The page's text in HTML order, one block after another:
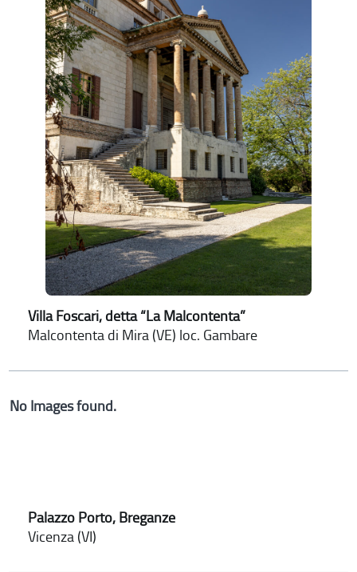
Villa Foscari, detta “La Malcontenta”
Malcontenta di Mira (VE) loc. Gambare
No Images found.
Palazzo Porto, Breganze
Vicenza (VI)